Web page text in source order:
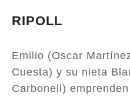
RIPOLL
Emilio (Oscar
Cuesta) y su nieta
Carbonell)